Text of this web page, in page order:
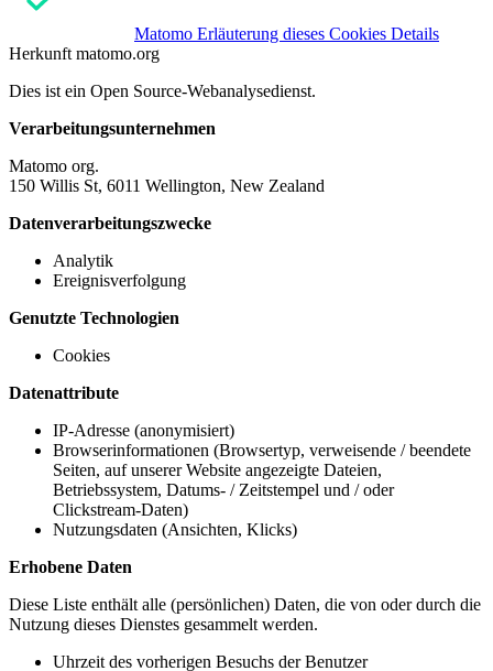
Matomo Erläuterung dieses Cookies Details
Herkunft matomo.org
Dies ist ein Open Source-Webanalysedienst.
Verarbeitungsunternehmen
Matomo org.
150 Willis St, 6011 Wellington, New Zealand
Datenverarbeitungszwecke
Analytik
Ereignisverfolgung
Genutzte Technologien
Cookies
Datenattribute
IP-Adresse (anonymisiert)
Browserinformationen (Browsertyp, verweisende / beendete
Seiten, auf unserer Website angezeigte Dateien,
Betriebssystem, Datums- / Zeitstempel und / oder
Clickstream-Daten)
Nutzungsdaten (Ansichten, Klicks)
Erhobene Daten
Diese Liste enthält alle (persönlichen) Daten, die von oder durch die
Nutzung dieses Dienstes gesammelt werden.
Uhrzeit des vorherigen Besuchs der Benutzer